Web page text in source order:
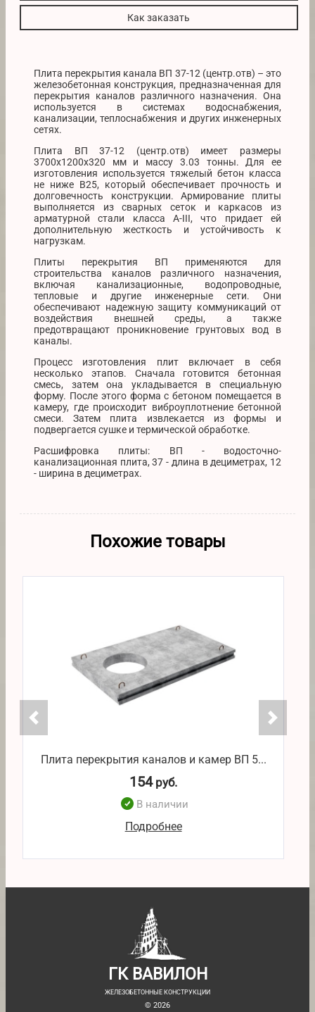
Как заказать
Плита перекрытия канала ВП 37-12 (центр.отв) – это
железобетонная конструкция, предназначенная для
перекрытия каналов различного назначения. Она
используется в системах водоснабжения,
канализации, теплоснабжения и других инженерных
сетях.
Плита ВП 37-12 (центр.отв) имеет размеры
3700х1200х320 мм и массу 3.03 тонны. Для ее
изготовления используется тяжелый бетон класса
не ниже B25, который обеспечивает прочность и
долговечность конструкции. Армирование плиты
выполняется из сварных сеток и каркасов из
арматурной стали класса A-III, что придает ей
дополнительную жесткость и устойчивость к
нагрузкам.
Плиты перекрытия ВП применяются для
строительства каналов различного назначения,
включая канализационные, водопроводные,
тепловые и другие инженерные сети. Они
обеспечивают надежную защиту коммуникаций от
воздействия внешней среды, а также
предотвращают проникновение грунтовых вод в
каналы.
Процесс изготовления плит включает в себя
несколько этапов. Сначала готовится бетонная
смесь, затем она укладывается в специальную
форму. После этого форма с бетоном помещается в
камеру, где происходит виброуплотнение бетонной
смеси. Затем плита извлекается из формы и
подвергается сушке и термической обработке.
Расшифровка плиты: ВП - водосточно-
канализационная плита, 37 - длина в дециметрах, 12
- ширина в дециметрах.
Похожие товары
Плита перекрытия каналов и камер ВП 5...
154руб.
В наличии
Подробнее
ГК ВАВИЛОН
ЖЕЛЕЗОБЕТОННЫЕ КОНСТРУКЦИИ
© 2026